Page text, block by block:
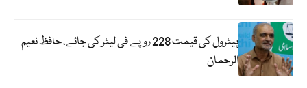
پیٹرول کی قیمت 228 روپے فی لیٹر کی جائے، حافظ نعیم
الرحمان